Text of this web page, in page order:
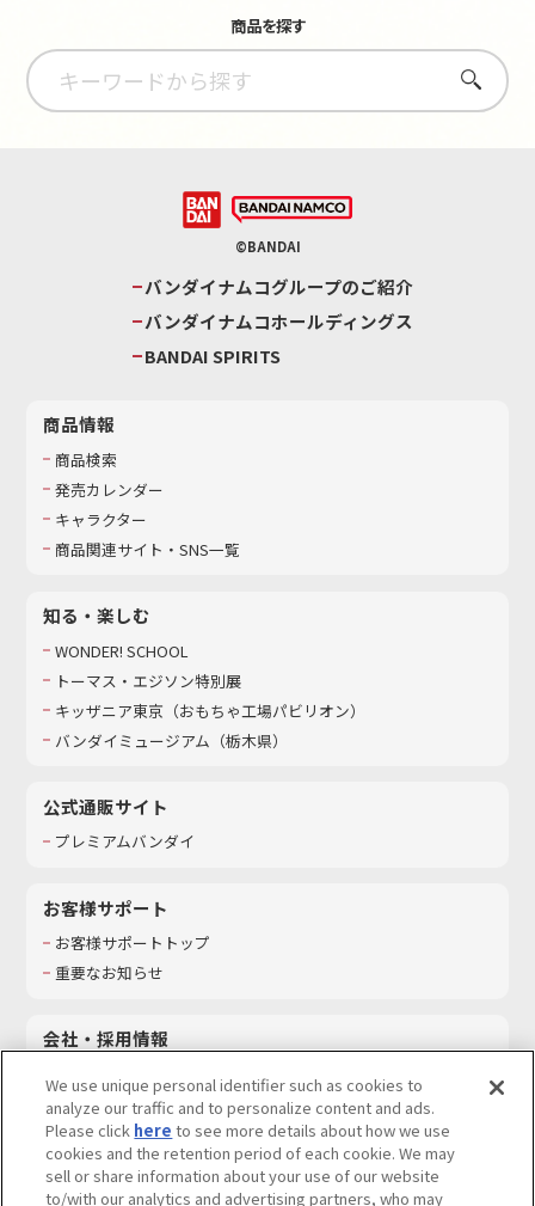
商品を探す
さがす
©BANDAI
バンダイナムコグループのご紹介
バンダイナムコホールディングス
BANDAI SPIRITS
商品情報
商品検索
発売カレンダー
キャラクター
商品関連サイト・SNS一覧
知る・楽しむ
WONDER! SCHOOL
トーマス・エジソン特別展
キッザニア東京（おもちゃ工場パビリオン）​
バンダイミュージアム（栃木県）
公式通販サイト
プレミアムバンダイ
お客様サポート
お客様サポートトップ
重要なお知らせ
会社・採用情報
採用情報
サステナビリティ
お問い合わせ
We use unique personal identifier such as cookies to
analyze our traffic and to personalize content and ads.
Please click here to see more details about how we use
cookies and the retention period of each cookie. We may
sell or share information about your use of our website
to/with our analytics and advertising partners, who may